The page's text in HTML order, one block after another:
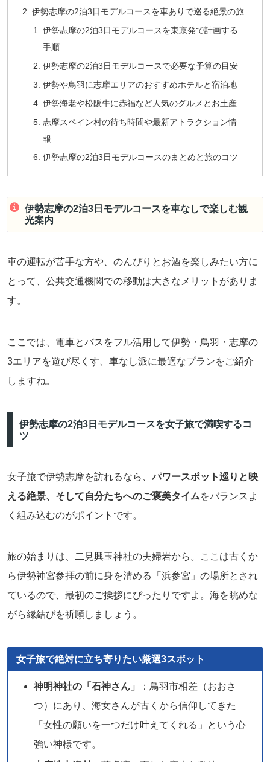
伊勢志摩の2泊3日モデルコースを車ありで巡る絶景の旅
伊勢志摩の2泊3日モデルコースを東京発で計画する
手順
伊勢志摩の2泊3日モデルコースで必要な予算の目安
伊勢や鳥羽に志摩エリアのおすすめホテルと宿泊地
伊勢海老や松阪牛に赤福など人気のグルメとお土産
志摩スペイン村の待ち時間や最新アトラクション情
報
伊勢志摩の2泊3日モデルコースのまとめと旅のコツ
伊勢志摩の2泊3日モデルコースを車なしで楽しむ観
光案内
車の運転が苦手な方や、のんびりとお酒を楽しみたい方に
とって、公共交通機関での移動は大きなメリットがありま
す。
ここでは、電車とバスをフル活用して伊勢・鳥羽・志摩の
3エリアを遊び尽くす、車なし派に最適なプランをご紹介
しますね。
伊勢志摩の2泊3日モデルコースを女子旅で満喫するコ
ツ
女子旅で伊勢志摩を訪れるなら、パワースポット巡りと映
える絶景、そして自分たちへのご褒美タイムをバランスよ
く組み込むのがポイントです。
旅の始まりは、二見興玉神社の夫婦岩から。ここは古くか
ら伊勢神宮参拝の前に身を清める「浜参宮」の場所とされ
ているので、最初のご挨拶にぴったりですよ。海を眺めな
がら縁結びを祈願しましょう。
女子旅で絶対に立ち寄りたい厳選3スポット
神明神社の「石神さん」
：鳥羽市相差（おおさ
つ）にあり、海女さんが古くから信仰してきた
「女性の願いを一つだけ叶えてくれる」という心
強い神様です。